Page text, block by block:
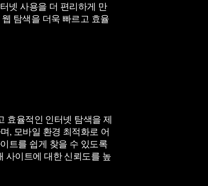
넷 사용을 더 편리하게 만
탐색을 더욱 빠르고 효율
효율적인 인터넷 탐색을 제
, 모바일 환경 최적화로 어
트를 쉽게 찾을 수 있도록
사이트에 대한 신뢰도를 높